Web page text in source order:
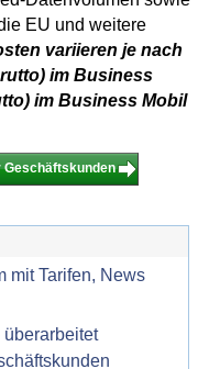
EU und weitere
variieren je nach
im Business
im Business Mobil
Geschäftskunden
mit Tarifen, News
überarbeitet